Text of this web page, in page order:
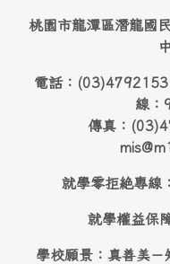
桃園市龍潭區潛龍國
電話：
線
傳真：
就學零拒絶專
就學權益保
學校願景：真善美